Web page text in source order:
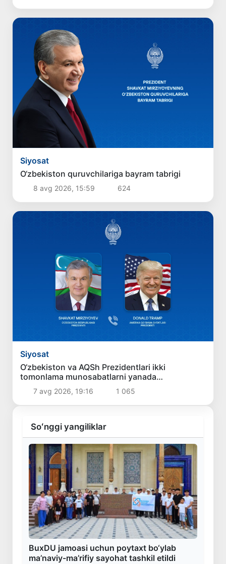
Siyosat
O‘zbekiston quruvchilariga bayram tabrigi
8 avg 2026, 15:59 624
Siyosat
O‘zbekiston va AQSh Prezidentlari ikki
tomonlama munosabatlarni yanada
mustahkamlash istiqbollarini muhokama qildilar
7 avg 2026, 19:16 1 065
Soʻnggi yangiliklar
BuxDU jamoasi uchun poytaxt bo‘ylab
ma’naviy-ma’rifiy sayohat tashkil etildi